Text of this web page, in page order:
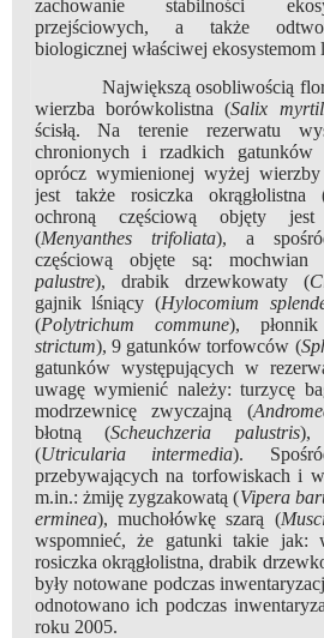
zachowanie stabilności
przejściowych, a także
biologicznej właściwej ekosystemom
Największą osobliwością
wierzba borówkolistna (Salix
ścisłą. Na terenie rezerwatu
chronionych i rzadkich gatunków
oprócz wymienionej wyżej
jest także rosiczka okrągłolistna
ochroną częściową objęty
(Menyanthes trifoliata), a
częściową objęte są: mochwian
palustre), drabik drzewkowaty (
gajnik lśniący (Hylocomium
(Polytrichum commune),
strictum), 9 gatunków torfowców (
gatunków występujących w
uwagę wymienić należy: turzycę
modrzewnicę zwyczajną (
błotną (Scheuchzeria palustris),
(Utricularia intermedia).
przebywających na torfowiskach i
m.in.: żmiję zygzakowatą (Vipera
erminea), muchołówkę szarą (
wspomnieć, że gatunki takie jak:
rosiczka okrągłolistna, drabik
były notowane podczas
odnotowano ich podczas
roku 2005.